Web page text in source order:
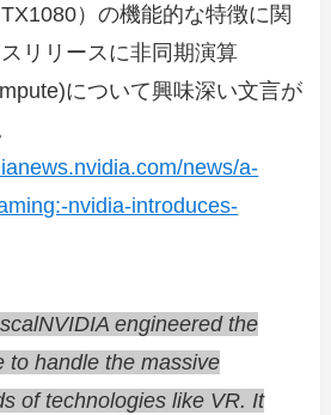
）の機能的な特徴に関
リリースに非同期演算
について興味深い文言が
news/a-
nvidia-introduces-
engineered the
to handle the massive
of technologies like VR. It